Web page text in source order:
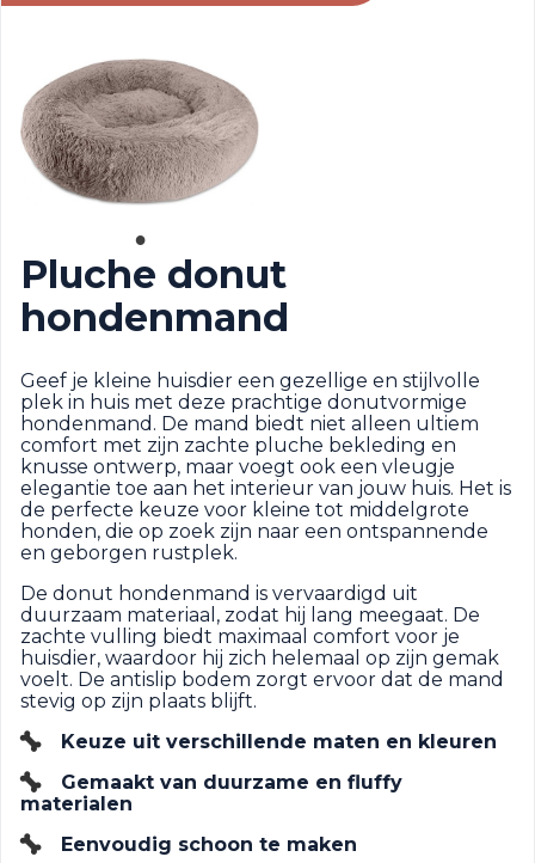
Pluche donut
hondenmand
Geef je kleine huisdier een gezellige en stijlvolle
plek in huis met deze prachtige donutvormige
hondenmand. De mand biedt niet alleen ultiem
comfort met zijn zachte pluche bekleding en
knusse ontwerp, maar voegt ook een vleugje
elegantie toe aan het interieur van jouw huis. Het is
de perfecte keuze voor kleine tot middelgrote
honden, die op zoek zijn naar een ontspannende
en geborgen rustplek.
De donut hondenmand is vervaardigd uit
duurzaam materiaal, zodat hij lang meegaat. De
zachte vulling biedt maximaal comfort voor je
huisdier, waardoor hij zich helemaal op zijn gemak
voelt. De antislip bodem zorgt ervoor dat de mand
stevig op zijn plaats blijft.
Keuze uit verschillende maten en kleuren
Gemaakt van duurzame en fluffy
materialen
Eenvoudig schoon te maken